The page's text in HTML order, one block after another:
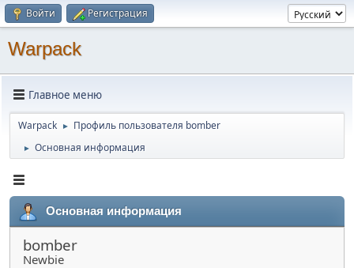
Войти Регистрация
Warpack
Главное меню
Warpack ► Профиль пользователя bomber
► Основная информация
Основная информация
bomber
Newbie